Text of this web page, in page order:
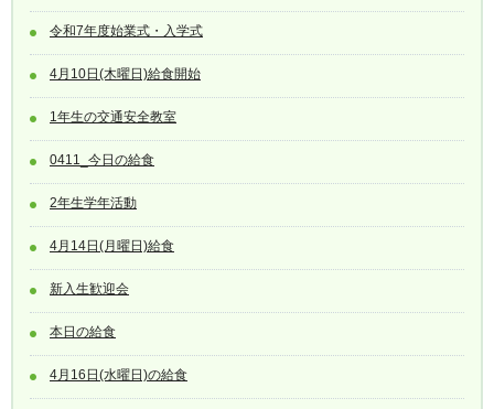
令和7年度始業式・入学式
4月10日(木曜日)給食開始
1年生の交通安全教室
0411_今日の給食
2年生学年活動
4月14日(月曜日)給食
新入生歓迎会
本日の給食
4月16日(水曜日)の給食